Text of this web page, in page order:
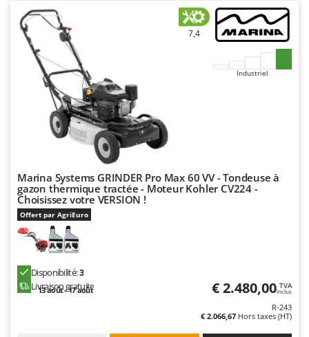
Ribimex
Ripartrak
Ritter
River Systems
Robomow
Rossofuoco
Rover Pompe
Ryobi
S
S.T.P.
Santos
Schnitzer
7,4
Industriel
Marina Systems GRINDER Pro Max 60 VV - Tondeuse à
gazon thermique tractée - Moteur Kohler CV224 -
Choisissez votre VERSION !
Offert par AgriEuro
Disponibilité:3
Livraison gratuite
13 août - 17 août € 2.480,00 TVA
Inclus
R-243
€ 2.066,67 Hors taxes (HT)